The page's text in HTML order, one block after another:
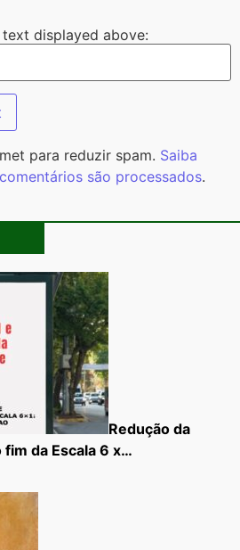
displayed above:
para reduzir spam. Saiba
são processados.
Redução da
da Escala 6 x…